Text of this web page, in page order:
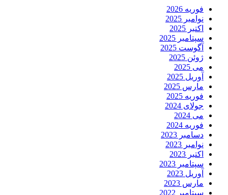
فوریه 2026
نوامبر 2025
اکتبر 2025
سپتامبر 2025
آگوست 2025
ژوئن 2025
می 2025
آوریل 2025
مارس 2025
فوریه 2025
جولای 2024
می 2024
فوریه 2024
دسامبر 2023
نوامبر 2023
اکتبر 2023
سپتامبر 2023
آوریل 2023
مارس 2023
سپتامبر 2022